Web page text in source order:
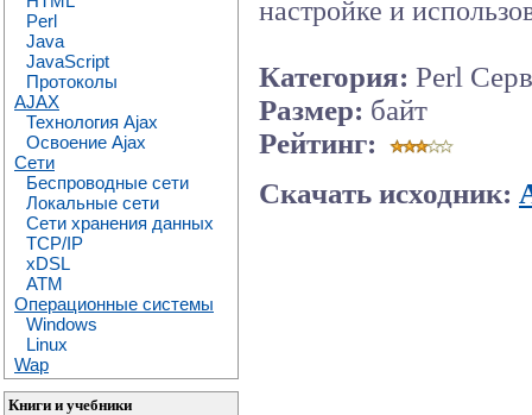
Perl
Java
JavaScript
Протоколы
AJAX
Технология Ajax
Освоение Ajax
Сети
Беспроводные сети
Локальные сети
Сети хранения данных
TCP/IP
xDSL
ATM
Операционные системы
Windows
Linux
Wap
Книги и учебники
настройке и
Категория: Perl
Размер: байт
Рейтинг:
Скачать исходник: